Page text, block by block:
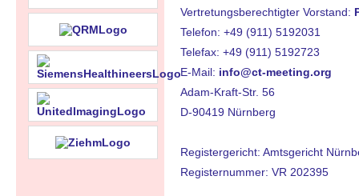
Vertretungsberechtigter Vorstand:
Telefon: +49 (911) 5192031
Telefax: +49 (911) 5192723
E-Mail: info@ct-meeting.org
Adam-Kraft-Str. 56
D-90419 Nürnberg
Registergericht: Amtsgericht
Registernummer: VR 202395